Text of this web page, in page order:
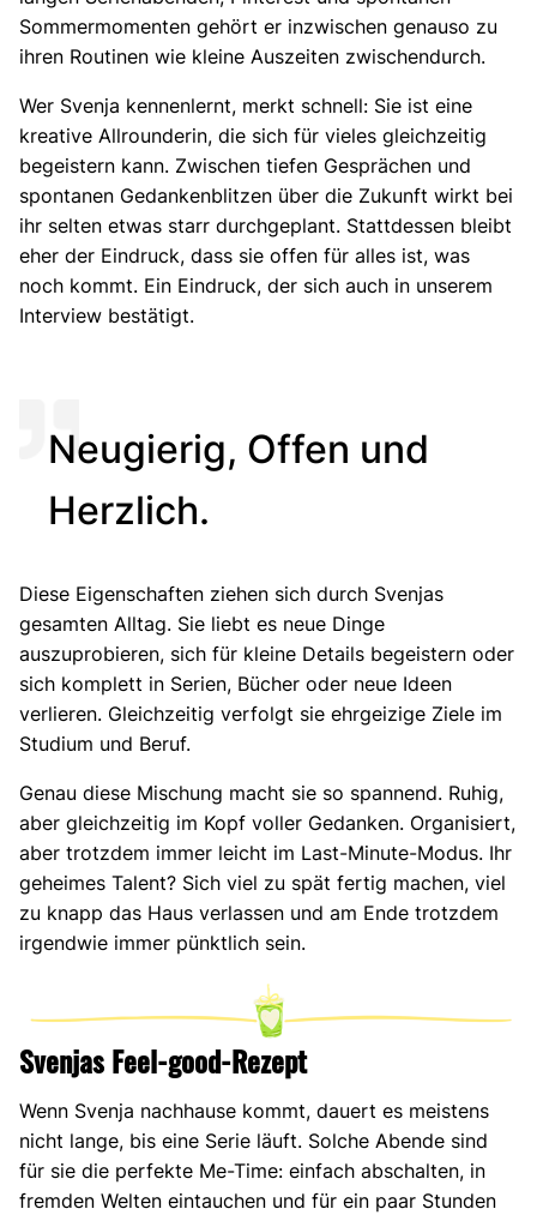
Sommermomenten gehört er inzwischen genauso zu
ihren Routinen wie kleine Auszeiten zwischendurch.
Wer Svenja kennenlernt, merkt schnell: Sie ist eine
kreative Allrounderin, die sich für vieles gleichzeitig
begeistern kann. Zwischen tiefen Gesprächen und
spontanen Gedankenblitzen über die Zukunft wirkt bei
ihr selten etwas starr durchgeplant. Stattdessen bleibt
eher der Eindruck, dass sie offen für alles ist, was
noch kommt. Ein Eindruck, der sich auch in unserem
Interview bestätigt.
Neugierig, Offen und
Herzlich.
Diese Eigenschaften ziehen sich durch Svenjas
gesamten Alltag. Sie liebt es neue Dinge
auszuprobieren, sich für kleine Details begeistern oder
sich komplett in Serien, Bücher oder neue Ideen
verlieren. Gleichzeitig verfolgt sie ehrgeizige Ziele im
Studium und Beruf.
Genau diese Mischung macht sie so spannend. Ruhig,
aber gleichzeitig im Kopf voller Gedanken. Organisiert,
aber trotzdem immer leicht im Last-Minute-Modus. Ihr
geheimes Talent? Sich viel zu spät fertig machen, viel
zu knapp das Haus verlassen und am Ende trotzdem
irgendwie immer pünktlich sein.
Svenjas Feel-good-Rezept
Wenn Svenja nachhause kommt, dauert es meistens
nicht lange, bis eine Serie läuft. Solche Abende sind
für sie die perfekte Me-Time: einfach abschalten, in
fremden Welten eintauchen und für ein paar Stunden